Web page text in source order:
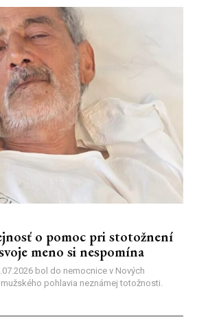
o pomoc pri stotožnení
meno si nespomína
bol do nemocnice v Nových
pohlavia neznámej totožnosti.